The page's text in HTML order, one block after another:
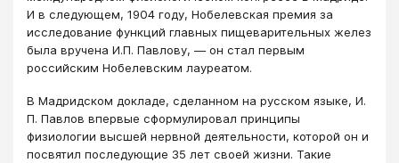
И в следующем, 1904 году, Нобелевская премия за
исследование функций главных пищеварительных желез
была вручена И.П. Павлову, — он стал первым
российским Нобелевским лауреатом.
В Мадридском докладе, сделанном на русском языке, И.
П. Павлов впервые cформулировал принципы
физиологии высшей нервной деятельности, которой он и
посвятил последующие 35 лет своей жизни. Такие